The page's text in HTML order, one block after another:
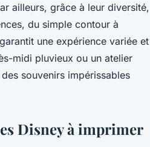
ailleurs, grâce à leur diversité,
du simple contour à
une expérience variée et
midi pluvieux ou un atelier
souvenirs impérissables
Disney à imprimer